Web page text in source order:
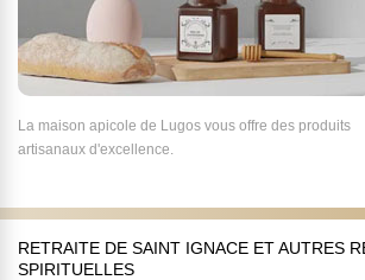
La maison apicole de Lugos vous offre des produits
artisanaux d'excellence.
RETRAITE DE SAINT IGNACE ET AUTRES
SPIRITUELLES